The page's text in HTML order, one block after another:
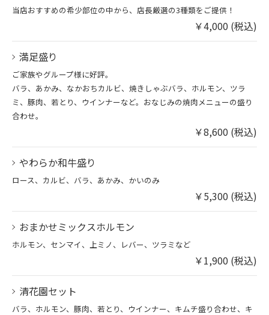
当店おすすめの希少部位の中から、店長厳選の3種類をご提供！
￥4,000 (税込)
満足盛り
ご家族やグループ様に好評。
バラ、あかみ、なかおちカルビ、焼きしゃぶバラ、ホルモン、ツラ
ミ、豚肉、若とり、ウインナーなど。おなじみの焼肉メニューの盛り
合わせ。
￥8,600 (税込)
やわらか和牛盛り
ロース、カルビ、バラ、あかみ、かいのみ
￥5,300 (税込)
おまかせミックスホルモン
ホルモン、センマイ、上ミノ、レバー、ツラミなど
￥1,900 (税込)
清花園セット
バラ、ホルモン、豚肉、若とり、ウインナー、キムチ盛り合わせ、キ